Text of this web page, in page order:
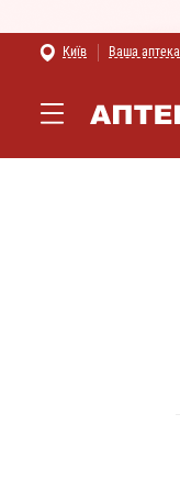
Київ Ваша аптека